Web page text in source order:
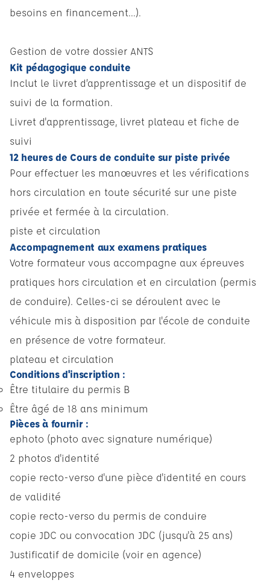
besoins en financement...).
Gestion de votre dossier ANTS
Kit pédagogique conduite
Inclut le livret d’apprentissage et un dispositif de
suivi de la formation.
Livret d'apprentissage, livret plateau et fiche de
suivi
12 heures de Cours de conduite sur piste privée
Pour effectuer les manœuvres et les vérifications
hors circulation en toute sécurité sur une piste
privée et fermée à la circulation.
piste et circulation
Accompagnement aux examens pratiques
Votre formateur vous accompagne aux épreuves
pratiques hors circulation et en circulation (permis
de conduire). Celles-ci se déroulent avec le
véhicule mis à disposition par l'école de conduite
en présence de votre formateur.
plateau et circulation
Conditions d'inscription :
Être titulaire du permis B
Être âgé de 18 ans minimum
Pièces à fournir :
ephoto (photo avec signature numérique)
2 photos d'identité
copie recto-verso d'une pièce d'identité en cours
de validité
copie recto-verso du permis de conduire
copie JDC ou convocation JDC (jusqu'à 25 ans)
Justificatif de domicile (voir en agence)
4 enveloppes